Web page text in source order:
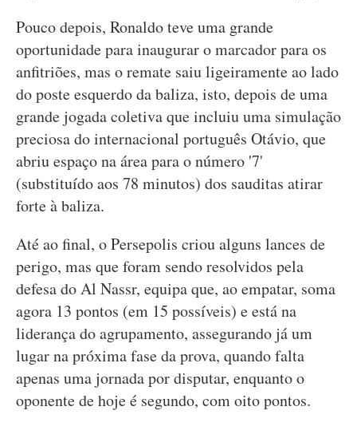
Pouco depois, Ronaldo teve uma grande
oportunidade para inaugurar o marcador para os
anfitriões, mas o remate saiu ligeiramente ao lado
do poste esquerdo da baliza, isto, depois de uma
grande jogada coletiva que incluiu uma simulação
preciosa do internacional português Otávio, que
abriu espaço na área para o número '7'
(substituído aos 78 minutos) dos sauditas atirar
forte à baliza.
Até ao final, o Persepolis criou alguns lances de
perigo, mas que foram sendo resolvidos pela
defesa do Al Nassr, equipa que, ao empatar, soma
agora 13 pontos (em 15 possíveis) e está na
liderança do agrupamento, assegurando já um
lugar na próxima fase da prova, quando falta
apenas uma jornada por disputar, enquanto o
oponente de hoje é segundo, com oito pontos.